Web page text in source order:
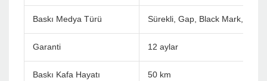
Baskı Medya Türü Sürekli, Gap, Black Mark, Fan
Garanti 12 aylar
Baskı Kafa Hayatı 50 km